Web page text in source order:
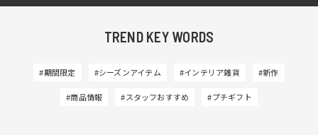
TREND KEY WORDS
#期間限定 #シーズンアイテム #インテリア雑貨 #新作
#商品情報 #スタッフおすすめ #プチギフト